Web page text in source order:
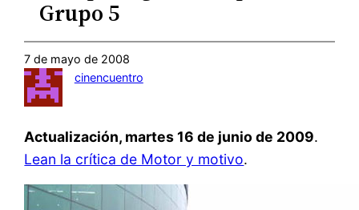
Grupo 5
7 de mayo de 2008
cinencuentro
Actualización, martes 16 de junio de 2009.
Lean la crítica de Motor y motivo.